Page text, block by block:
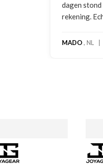
dagen
rekening.
MADO, NL |